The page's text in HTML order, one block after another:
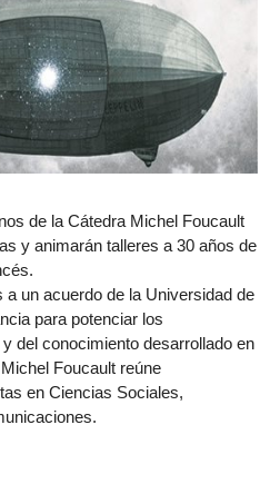
de la Cátedra Michel Foucault
y animarán talleres a 30 años de
a un acuerdo de la Universidad de
para potenciar los
del conocimiento desarrollado en
Foucault reúne
en Ciencias Sociales,